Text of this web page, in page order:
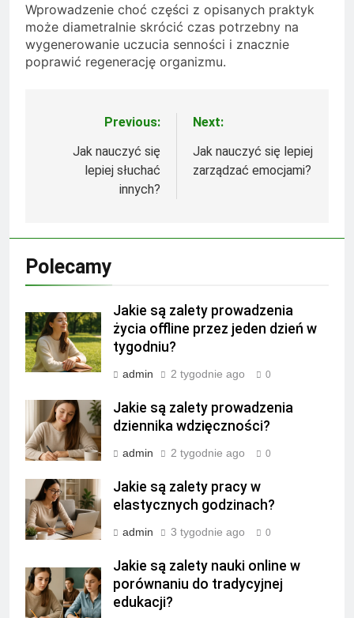
Wprowadzenie choć części z opisanych praktyk
może diametralnie skrócić czas potrzebny na
wygenerowanie uczucia senności i znacznie
poprawić regenerację organizmu.
Nawigacja
wpisu
Previous:
Jak nauczyć się
lepiej słuchać
innych?
Next:
Jak nauczyć się lepiej
zarządzać emocjami?
Polecamy
Jakie są zalety prowadzenia
życia offline przez jeden dzień w
tygodniu?
admin 2 tygodnie ago 0
Jakie są zalety prowadzenia
dziennika wdzięczności?
admin 2 tygodnie ago 0
Jakie są zalety pracy w
elastycznych godzinach?
admin 3 tygodnie ago 0
Jakie są zalety nauki online w
porównaniu do tradycyjnej
edukacji?